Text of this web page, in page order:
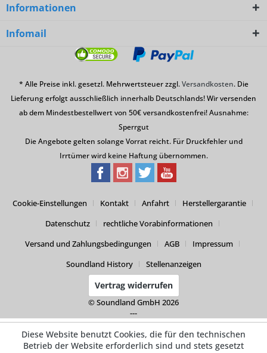
Informationen
Infomail
* Alle Preise inkl. gesetzl. Mehrwertsteuer zzgl.Versandkosten. Die
Lieferung erfolgt ausschließlich innerhalb Deutschlands! Wir versenden
ab dem Mindestbestellwert von 50€ versandkostenfrei! Ausnahme:
Sperrgut
Die Angebote gelten solange Vorrat reicht. Für Druckfehler und
Irrtümer wird keine Haftung übernommen.
Cookie-Einstellungen Kontakt Anfahrt
Herstellergarantie
Datenschutz
rechtliche Vorabinformationen
Versand und Zahlungsbedingungen
AGB
Impressum
Soundland History
Stellenanzeigen
Vertrag widerrufen
© Soundland GmbH 2026
---
Diese Website benutzt Cookies, die für den technischen
Betrieb der Website erforderlich sind und stets gesetzt